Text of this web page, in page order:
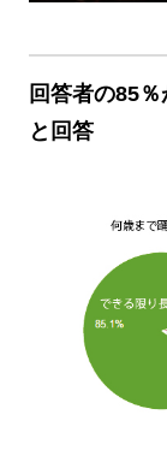
回答者の85
と回答